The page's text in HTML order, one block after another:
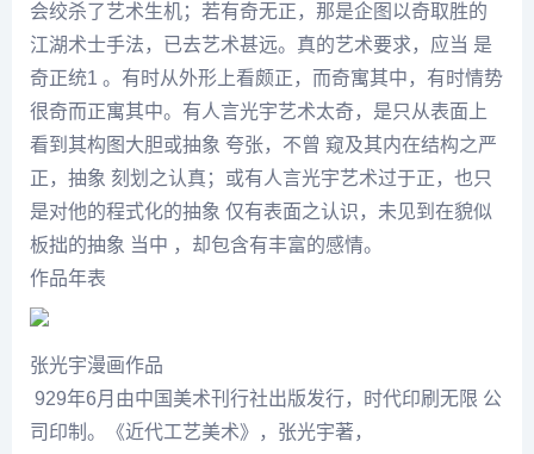
会绞杀了艺术生机；若有奇无正，那是企图以奇取胜的
江湖术士手法，已去艺术甚远。真的艺术要求，应当 是
奇正统1 。有时从外形上看颇正，而奇寓其中，有时情势
很奇而正寓其中。有人言光宇艺术太奇，是只从表面上
看到其构图大胆或抽象 夸张，不曾 窥及其内在结构之严
正，抽象 刻划之认真；或有人言光宇艺术过于正，也只
是对他的程式化的抽象 仅有表面之认识，未见到在貌似
板拙的抽象 当中 ，却包含有丰富的感情。
作品年表
张光宇漫画作品
929年6月由中国美术刊行社出版发行，时代印刷无限 公
司印制。《近代工艺美术》， 张光宇著，